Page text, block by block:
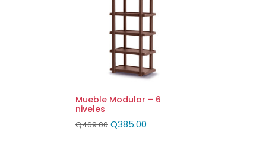
Mueble Modular – 6
niveles
Q469.00 Q385.00